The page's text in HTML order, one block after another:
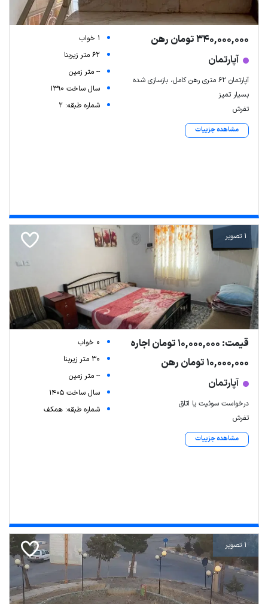
340,000,000 تومان رهن
آپارتمان
آپارتمان ۶۲ متری رهن کامل، بازسازی شده
بسیار تمیز
تفرش
مشاهده جزییات
1 خواب
62 متر زیربنا
-- متر زمین
سال ساخت 1390
شماره طبقه: 2
1 تصویر
قیمت: 10,000,000 تومان اجاره
10,000,000 تومان رهن
آپارتمان
درخواست سوئیت یا اتاق
تفرش
مشاهده جزییات
0 خواب
30 متر زیربنا
-- متر زمین
سال ساخت 1405
شماره طبقه: همکف
1 تصویر